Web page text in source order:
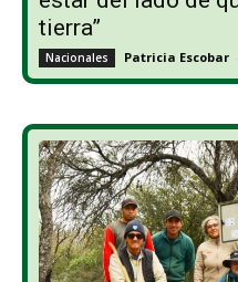
tierra”
Nacionales Patricia Escobar -